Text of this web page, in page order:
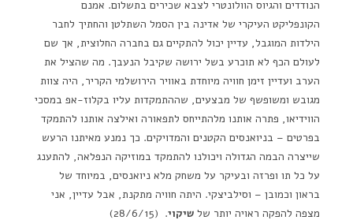
הנודדים והגיוס הוולונטרי לצבא שכירים בתשלום. אמנם
הקונפליקט העיקרי של אדינה בין הסמל השתלטן והחתיך לחבר
הילדות המוגבל, עדיין יכול להתקיים גם בחברה החלוצית, אך שם
לעולם הכף לא תוכרע בשל ירושה שקיבל הנעבך. מה שהציל את
הערב ועדיין זימן חוויה מיוחדת באוויר הירושלמי הקריר, היה צוות
מגובש ומשופשף של מבצעים, שההתמקדות עליו בקלוז-אפ במסכי
הווידיאו, פתרה אותנו מלהתייחס לתפאורה ואילצה אותנו להתמקד
בפרטים – בניואנסים הקטנים והמדויקים. כך נמנע מאיתנו הרעש
שייצרה הבמה הגדולה ויכולנו להתמקד במוזיקה הנפלאה, להתענג
על כל תו ופרזה ובעיקר על משחק מלא ניואנסים, במיוחד של
בראון וכמובן – וסילביצקי. היתה חוויה מתקנת, אבל עדיין, אני
מצפה להפקה ראויה יותר של שיקוי. (28/6/15)